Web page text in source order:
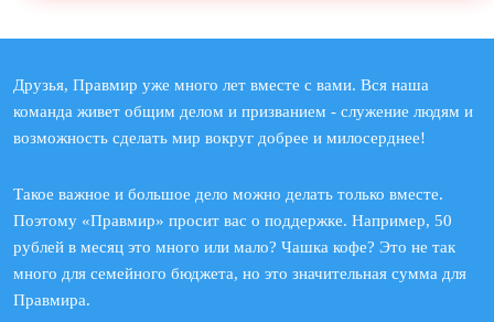
Друзья, Правмир уже много лет вместе с вами. Вся наша
команда живет общим делом и призванием - служение людям и
возможность сделать мир вокруг добрее и милосерднее!
Такое важное и большое дело можно делать только вместе.
Поэтому «Правмир» просит вас о поддержке. Например, 50
рублей в месяц это много или мало? Чашка кофе? Это не так
много для семейного бюджета, но это значительная сумма для
Правмира.